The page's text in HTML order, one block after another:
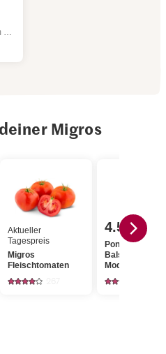
Migros
Aktueller
Tagespreis
Migros
Fleischtomaten
4.50
Ponti Aceto
Balsamico di
Modena